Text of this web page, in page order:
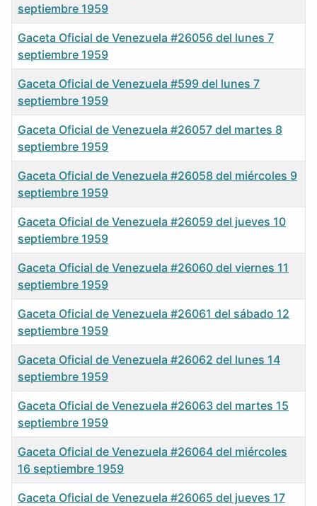
septiembre 1959
Gaceta Oficial de Venezuela #26056 del lunes 7
septiembre 1959
Gaceta Oficial de Venezuela #599 del lunes 7
septiembre 1959
Gaceta Oficial de Venezuela #26057 del martes 8
septiembre 1959
Gaceta Oficial de Venezuela #26058 del miércoles 9
septiembre 1959
Gaceta Oficial de Venezuela #26059 del jueves 10
septiembre 1959
Gaceta Oficial de Venezuela #26060 del viernes 11
septiembre 1959
Gaceta Oficial de Venezuela #26061 del sábado 12
septiembre 1959
Gaceta Oficial de Venezuela #26062 del lunes 14
septiembre 1959
Gaceta Oficial de Venezuela #26063 del martes 15
septiembre 1959
Gaceta Oficial de Venezuela #26064 del miércoles
16 septiembre 1959
Gaceta Oficial de Venezuela #26065 del jueves 17